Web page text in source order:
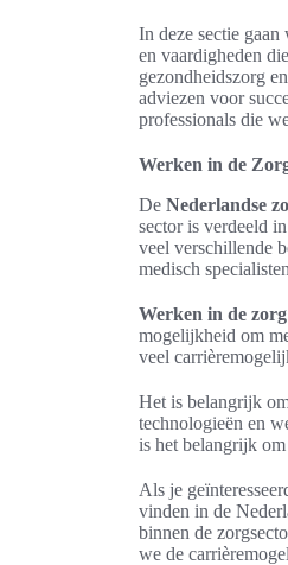
In deze sectie
en vaardigheden
gezondheidszorg
adviezen voor
professionals die
Werken in de
De Nederlandse
sector is verdeeld
veel verschillende
medisch
Werken in de zorg
mogelijkheid om
veel
Het is belangrijk
technologieën en
is het belangrijk
Als je
vinden in de
binnen de
we de